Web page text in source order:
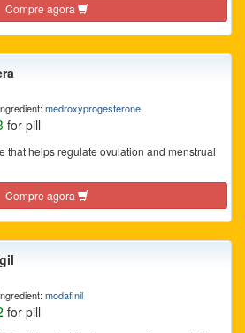
Compre agora
medroxyprogesterone
for pill
that helps regulate ovulation and menstrual
Compre agora
modafinil
for pill